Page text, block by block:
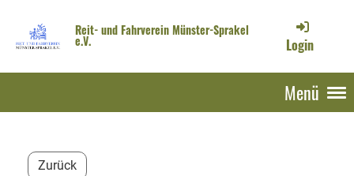
Reit- und Fahrverein Münster-Sprakel
e.V. Login
Menü
Zurück